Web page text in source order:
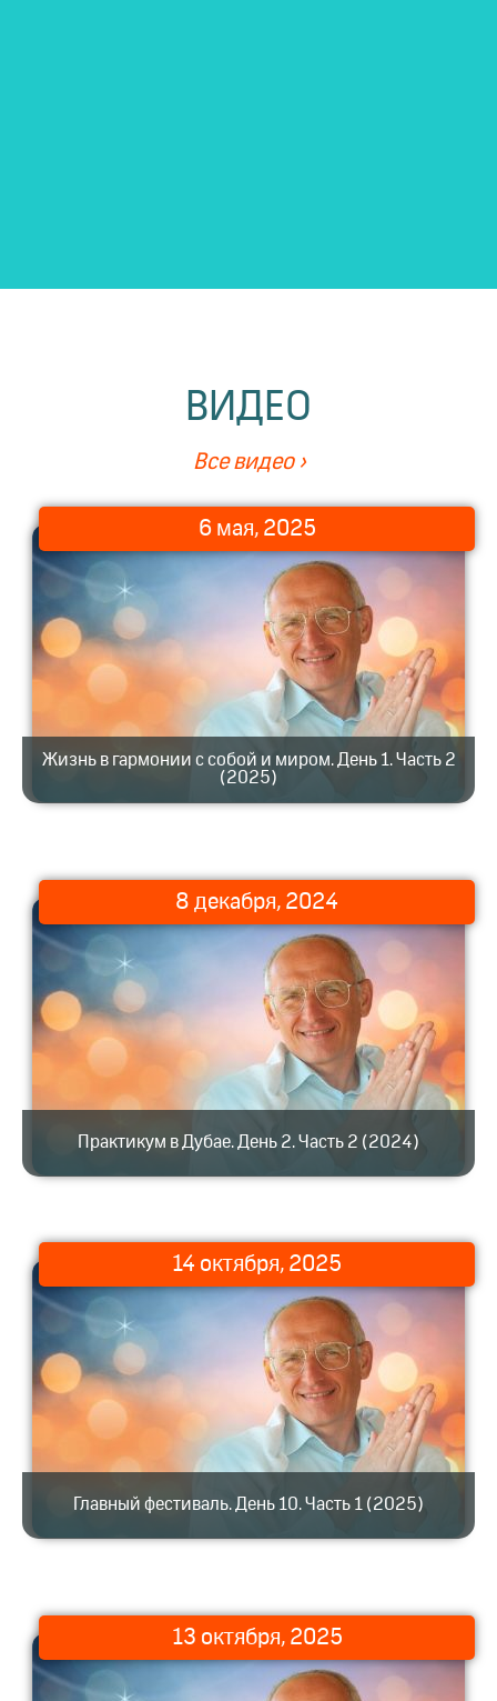
ВИДЕО
Все видео ›
6 мая, 2025
Жизнь в гармонии с собой и миром. День 1. Часть 2
(2025)
8 декабря, 2024
Практикум в Дубае. День 2. Часть 2 (2024)
14 октября, 2025
Главный фестиваль. День 10. Часть 1 (2025)
13 октября, 2025